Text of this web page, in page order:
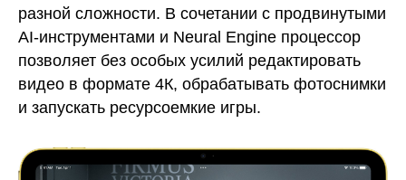
разной сложности. В сочетании с продвинутыми
AI-инструментами и Neural Engine процессор
позволяет без особых усилий редактировать
видео в формате 4К, обрабатывать фотоснимки
и запускать ресурсоемкие игры.